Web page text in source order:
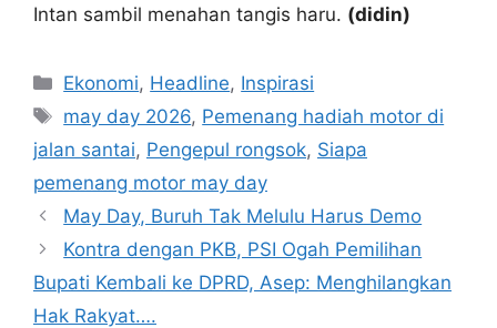
Intan sambil menahan tangis haru. (didin)
Kategori
Ekonomi, Headline, Inspirasi
Tag
may day 2026, Pemenang hadiah motor di
jalan santai, Pengepul rongsok, Siapa
pemenang motor may day
May Day, Buruh Tak Melulu Harus Demo
Kontra dengan PKB, PSI Ogah Pemilihan
Bupati Kembali ke DPRD, Asep: Menghilangkan
Hak Rakyat….